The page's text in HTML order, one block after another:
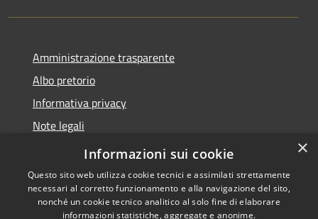
Amministrazione trasparente
Albo pretorio
Informativa privacy
Note legali
Dichiarazione di accessibilità
×
Informazioni sui cookie
Questo sito web utilizza cookie tecnici e assimilati strettamente
necessari al corretto funzionamento e alla navigazione del sito,
nonché un cookie tecnico analitico al solo fine di elaborare
informazioni statistiche, aggregate e anonime.